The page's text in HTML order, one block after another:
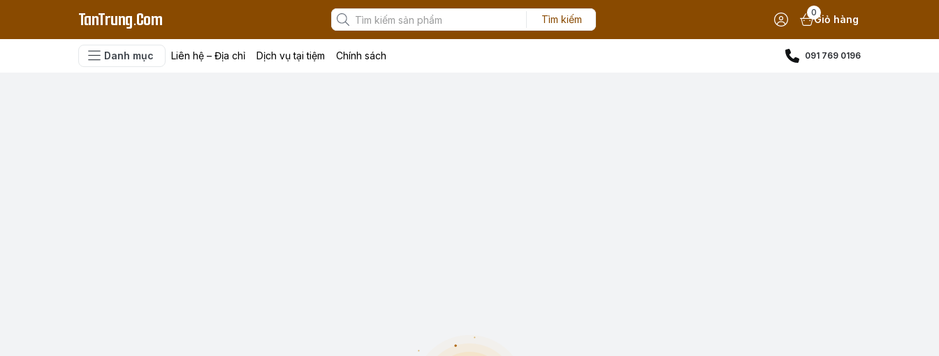
TanTrung.Com Tìm kiếm
0
Giỏ hàng
Danh mục Liên hệ – Địa chỉ Dịch vụ tại tiệm Chính sách 091 769 0196